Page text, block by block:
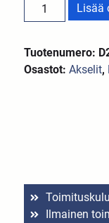
Lisää
Tuotenumero:
Osastot:Akselit,
Ilmainen